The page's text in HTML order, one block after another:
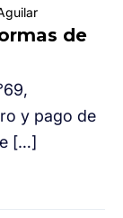
de
y pago de
[…]